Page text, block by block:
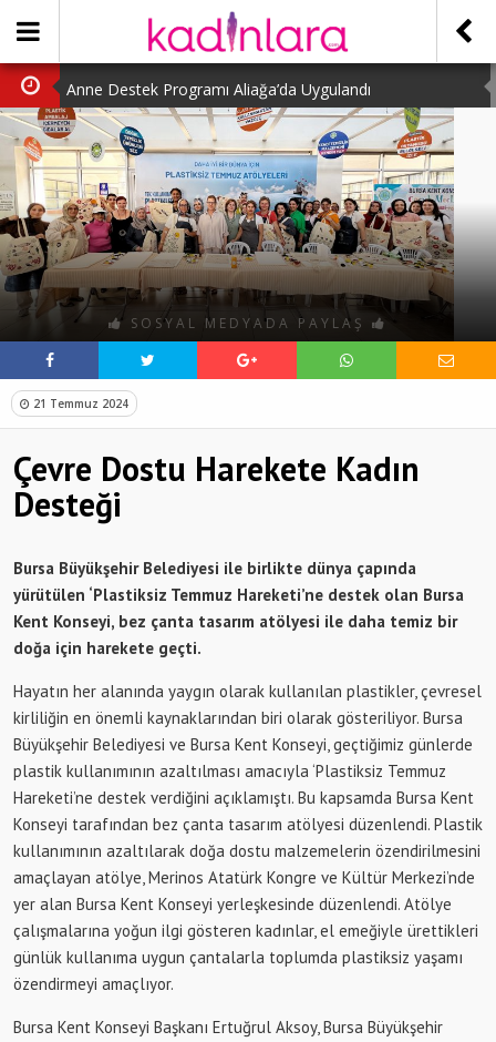
Anne Destek Programı Aliağa’da Uygulandı
Türk Halk Oyunları Topluluğu Büyüledi
Kübra Kuş “Kadınlar Sporda Öncü ve Güçlü”
Çocuklara Özel Kaplumbağa Etkinliği
Kübra Engellilere Umut Oluyor
SOSYAL MEDYADA PAYLAŞ
21 Temmuz 2024
Çevre Dostu Harekete Kadın
Desteği
Bursa Büyükşehir Belediyesi ile birlikte dünya çapında
yürütülen ‘Plastiksiz Temmuz Hareketi’ne destek olan Bursa
Kent Konseyi, bez çanta tasarım atölyesi ile daha temiz bir
doğa için harekete geçti.
Hayatın her alanında yaygın olarak kullanılan plastikler, çevresel
kirliliğin en önemli kaynaklarından biri olarak gösteriliyor. Bursa
Büyükşehir Belediyesi ve Bursa Kent Konseyi, geçtiğimiz günlerde
plastik kullanımının azaltılması amacıyla ‘Plastiksiz Temmuz
Hareketi’ne destek verdiğini açıklamıştı. Bu kapsamda Bursa Kent
Konseyi tarafından bez çanta tasarım atölyesi düzenlendi. Plastik
kullanımının azaltılarak doğa dostu malzemelerin özendirilmesini
amaçlayan atölye, Merinos Atatürk Kongre ve Kültür Merkezi’nde
yer alan Bursa Kent Konseyi yerleşkesinde düzenlendi. Atölye
çalışmalarına yoğun ilgi gösteren kadınlar, el emeğiyle ürettikleri
günlük kullanıma uygun çantalarla toplumda plastiksiz yaşamı
özendirmeyi amaçlıyor.
Bursa Kent Konseyi Başkanı Ertuğrul Aksoy, Bursa Büyükşehir